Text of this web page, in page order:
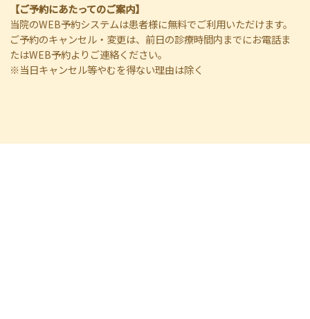
【ご予約にあたってのご案内】
当院のWEB予約システムは患者様に無料でご利用いただけます。
ご予約のキャンセル・変更は、前日の診療時間内までにお電話ま
たはWEB予約よりご連絡ください。
※当日キャンセル等やむを得ない理由は除く